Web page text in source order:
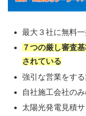
最大３社に無料
７つの厳し審査
されている
強引な営業をす
自社施工会社の
太陽光発電見積